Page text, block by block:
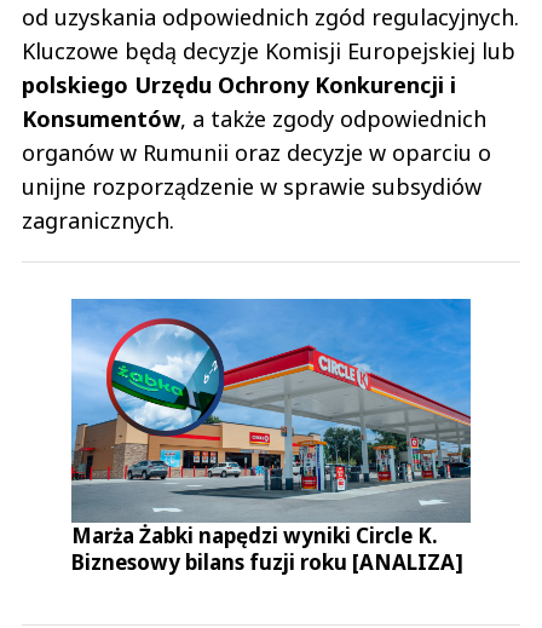
od uzyskania odpowiednich zgód regulacyjnych.
Kluczowe będą decyzje Komisji Europejskiej lub
polskiego Urzędu Ochrony Konkurencji i
Konsumentów, a także zgody odpowiednich
organów w Rumunii oraz decyzje w oparciu o
unijne rozporządzenie w sprawie subsydiów
zagranicznych.
Marża Żabki napędzi wyniki Circle K.
Biznesowy bilans fuzji roku [ANALIZA]